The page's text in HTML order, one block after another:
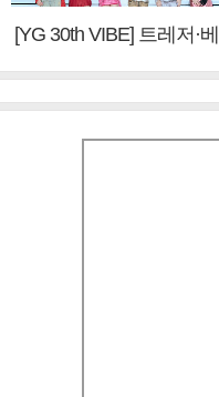
[YG 30th VIBE] 트레저·베